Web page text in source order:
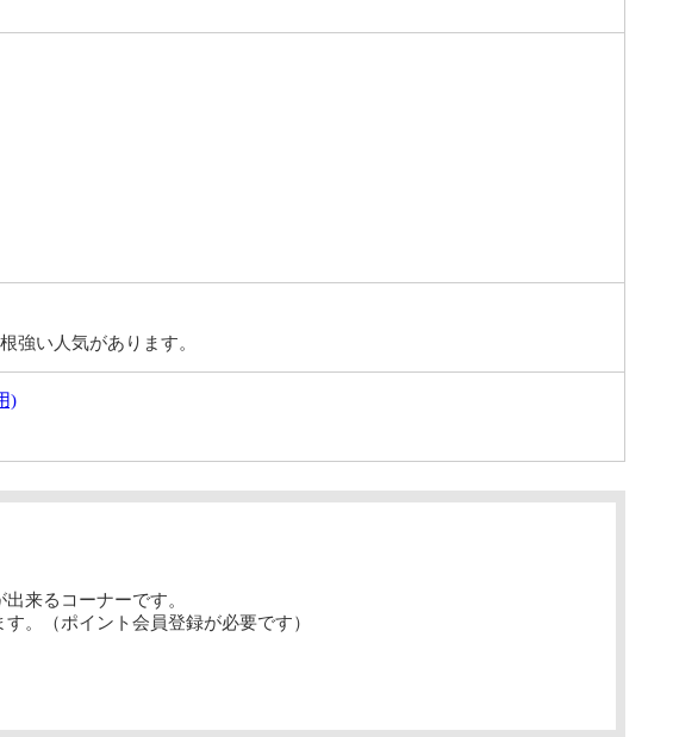
強い人気があります。
)
来るコーナーです。
。（ポイント会員登録が必要です）